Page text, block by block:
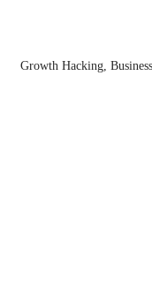
Growth Hacking,